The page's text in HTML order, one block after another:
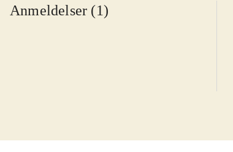
Anmeldelser (1)